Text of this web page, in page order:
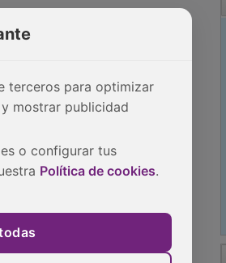
terceros para optimizar
mostrar publicidad
o configurar tus
Política de cookies.